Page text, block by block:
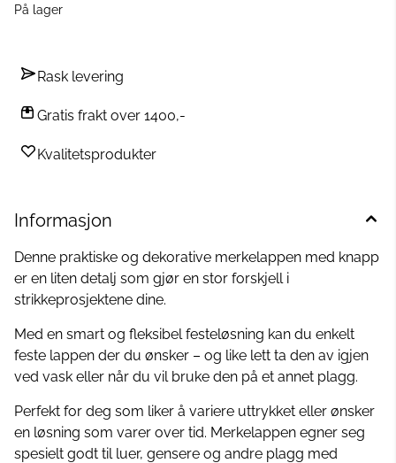
På lager
Rask levering
Gratis frakt over 1400,-
Kvalitetsprodukter
Informasjon
Denne praktiske og dekorative merkelappen med knapp
er en liten detalj som gjør en stor forskjell i
strikkeprosjektene dine.
Med en smart og fleksibel festeløsning kan du enkelt
feste lappen der du ønsker – og like lett ta den av igjen
ved vask eller når du vil bruke den på et annet plagg.
Perfekt for deg som liker å variere uttrykket eller ønsker
en løsning som varer over tid. Merkelappen egner seg
spesielt godt til luer, gensere og andre plagg med